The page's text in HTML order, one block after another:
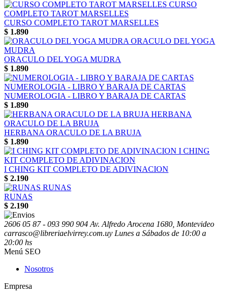
CURSO COMPLETO TAROT MARSELLES
$ 1.890
ORACULO DEL YOGA MUDRA
$ 1.890
NUMEROLOGIA - LIBRO Y BARAJA DE CARTAS
$ 1.890
HERBANA ORACULO DE LA BRUJA
$ 1.890
I CHING KIT COMPLETO DE ADIVINACION
$ 2.190
RUNAS
$ 2.190
2606 05 87 - 093 990 904 Av. Alfredo Arocena 1680, Montevideo
carrasco@libreriaelvirrey.com.uy Lunes a Sábados de 10:00 a
20:00 hs
Menú SEO
Nosotros
Empresa